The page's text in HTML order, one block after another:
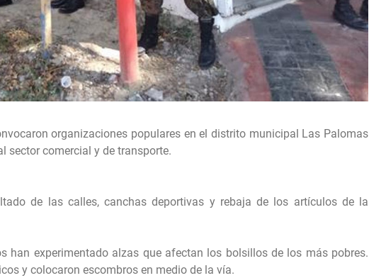
organizaciones populares en el distrito municipal Las Palomas
sector comercial y de transporte.
de las calles, canchas deportivas y rebaja de los artículos de la
han experimentado alzas que afectan los bolsillos de los más pobres.
y colocaron escombros en medio de la vía.